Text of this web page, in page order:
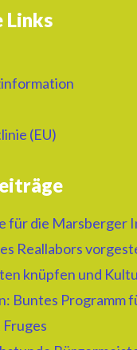
Links
(EU)
für die Marsberger
Reallabors
knüpfen und
Buntes Programm